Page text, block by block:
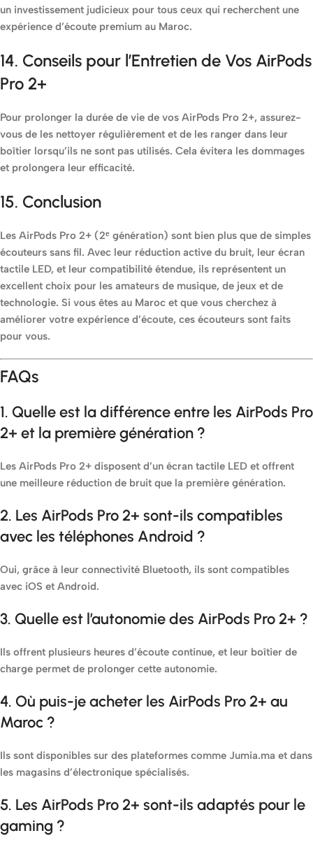
un investissement judicieux pour tous ceux qui recherchent une
expérience d’écoute premium au Maroc.
14. Conseils pour l’Entretien de Vos AirPods
Pro 2+
Pour prolonger la durée de vie de vos AirPods Pro 2+, assurez-
vous de les nettoyer régulièrement et de les ranger dans leur
boîtier lorsqu’ils ne sont pas utilisés. Cela évitera les dommages
et prolongera leur efficacité.
15. Conclusion
Les AirPods Pro 2+ (2ᵉ génération) sont bien plus que de simples
écouteurs sans fil. Avec leur réduction active du bruit, leur écran
tactile LED, et leur compatibilité étendue, ils représentent un
excellent choix pour les amateurs de musique, de jeux et de
technologie. Si vous êtes au Maroc et que vous cherchez à
améliorer votre expérience d’écoute, ces écouteurs sont faits
pour vous.
FAQs
1. Quelle est la différence entre les AirPods Pro
2+ et la première génération ?
Les AirPods Pro 2+ disposent d’un écran tactile LED et offrent
une meilleure réduction de bruit que la première génération.
2. Les AirPods Pro 2+ sont-ils compatibles
avec les téléphones Android ?
Oui, grâce à leur connectivité Bluetooth, ils sont compatibles
avec iOS et Android.
3. Quelle est l’autonomie des AirPods Pro 2+ ?
Ils offrent plusieurs heures d’écoute continue, et leur boîtier de
charge permet de prolonger cette autonomie.
4. Où puis-je acheter les AirPods Pro 2+ au
Maroc ?
Ils sont disponibles sur des plateformes comme Jumia.ma et dans
les magasins d’électronique spécialisés.
5. Les AirPods Pro 2+ sont-ils adaptés pour le
gaming ?